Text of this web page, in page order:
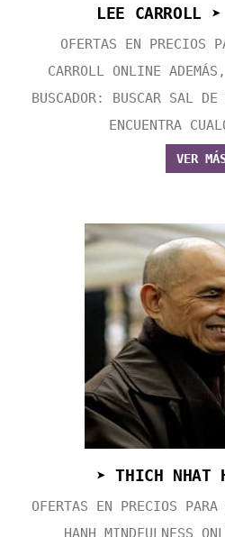
LEE CARROLL
OFERTAS EN PRECIOS
CARROLL ONLINE
BUSCADOR: BUSCAR SAL DE
ENCUENTRA
VER
➤ THICH NHAT
OFERTAS EN PRECIOS PARA
HANH MINDFULNESS